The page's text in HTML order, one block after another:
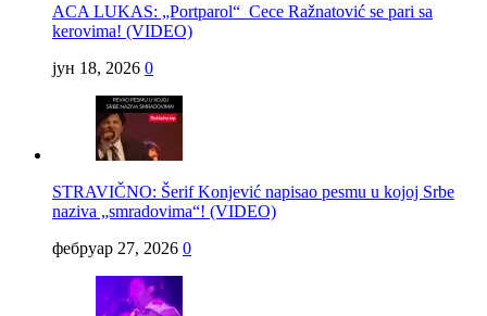
ACA LUKAS: „Portparol“ Cece Ražnatović se pari sa
kerovima! (VIDEO)
јун 18, 2026 0
STRAVIČNO: Šerif Konjević napisao pesmu u kojoj Srbe
naziva „smradovima“! (VIDEO)
фебруар 27, 2026 0